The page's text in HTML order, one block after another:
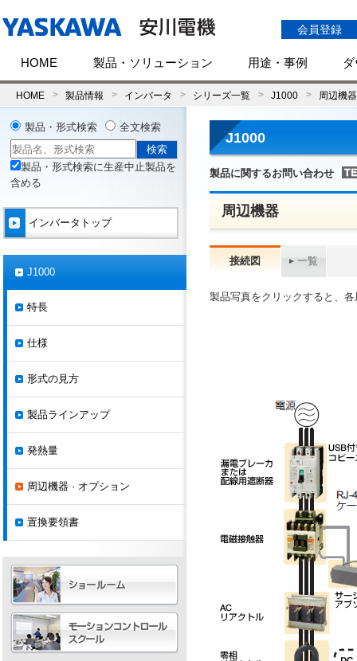
会員登録
HOME 製品・ソリューション 用途・事例
HOME 製品情報 インバータ シリーズ一覧 J1000 周辺機
J1000
製品に関するお問い合わせ
周辺機器
接続図 一覧
製品写真をクリックすると、
製品・形式検索 全文検索
製品・形式検索に生産中止製品を
含める
インバータトップ
J1000
特長
仕様
形式の見方
製品ラインアップ
発熱量
周辺機器 · オプション
置換要領書